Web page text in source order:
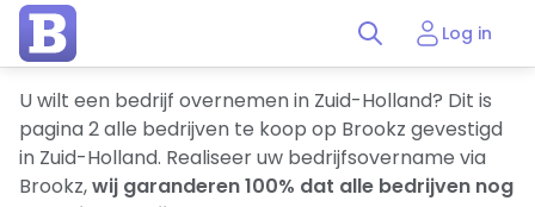
Log in
U wilt een bedrijf overnemen in Zuid-Holland? Dit is
pagina 2 alle bedrijven te koop op Brookz gevestigd
in Zuid-Holland. Realiseer uw bedrijfsovername via
Brookz,wij garanderen 100% dat alle bedrijven nog